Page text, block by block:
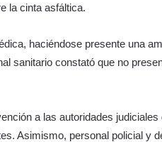
la cinta asfáltica.
haciéndose presente una
sanitario constató que no
a las autoridades
Asimismo, personal policial y